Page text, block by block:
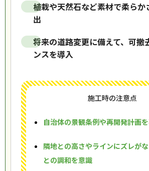
植栽や天然石など素材で柔らか
出
将来の道路変更に備えて、可撤
ンスを導入
施工時の注意点
自治体の景観条例や再開発計画
隣地との高さやラインにズレが
との調和を意識